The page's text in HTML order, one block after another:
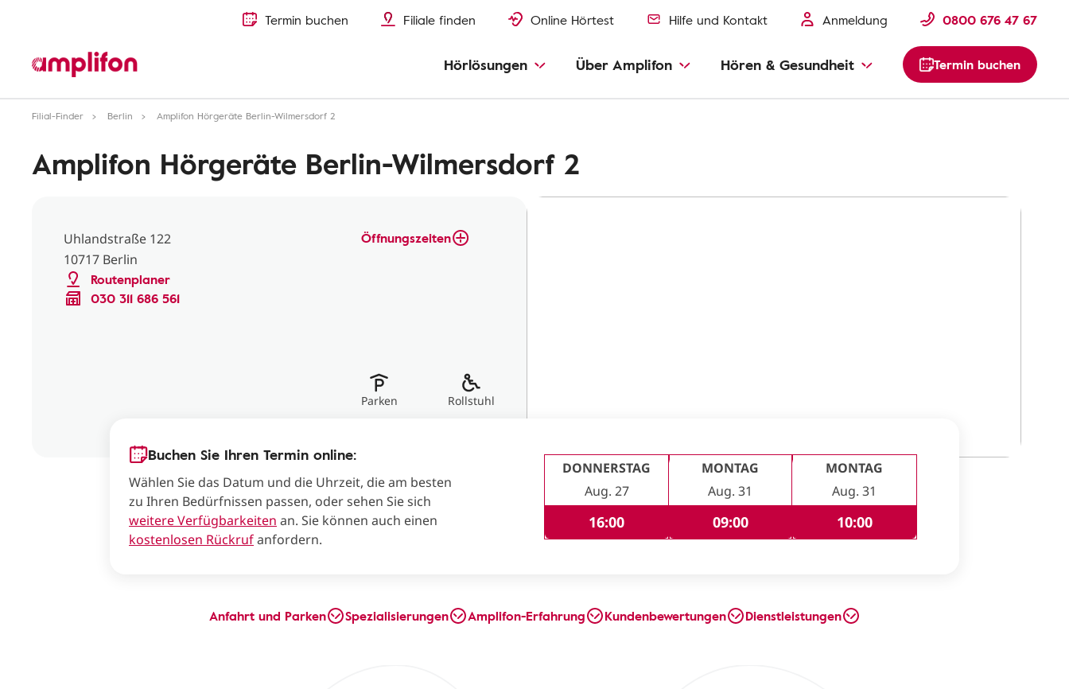
Termin buchen Filiale finden Online Hörtest Hilfe und Kontakt Anmeldung 0800 676 47 67
Hörlösungen Über Amplifon Hören & Gesundheit Termin buchen
Filial-Finder Berlin Amplifon Hörgeräte Berlin-Wilmersdorf 2
Amplifon Hörgeräte Berlin-Wilmersdorf 2
Uhlandstraße 122
10717 Berlin
Routenplaner
030 311 686 561
Öffnungszeiten
Parken Rollstuhl
Buchen Sie Ihren Termin online:
Wählen Sie das Datum und die Uhrzeit, die am besten
zu Ihren Bedürfnissen passen, oder sehen Sie sich
weitere Verfügbarkeiten an. Sie können auch einen
kostenlosen Rückrufanfordern.
DONNERSTAG
Aug. 27
16:00
MONTAG
Aug. 31
09:00
MONTAG
Aug. 31
10:00
Anfahrt und Parken Spezialisierungen Amplifon-Erfahrung Kundenbewertungen Dienstleistungen